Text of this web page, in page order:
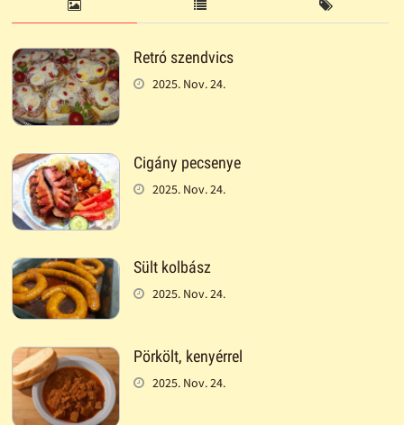
Retró szendvics
2025. Nov. 24.
Cigány pecsenye
2025. Nov. 24.
Sült kolbász
2025. Nov. 24.
Pörkölt, kenyérrel
2025. Nov. 24.